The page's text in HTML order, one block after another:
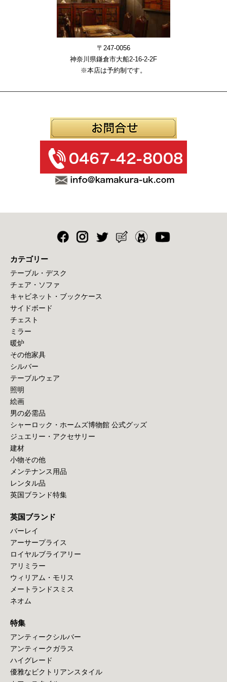
〒247-0056
神奈川県鎌倉市大船2-16-2-2F
※本店は予約制です。
カテゴリー
テーブル・デスク
チェア・ソファ
キャビネット・ブックケース
サイドボード
チェスト
ミラー
暖炉
その他家具
シルバー
テーブルウェア
照明
絵画
男の必需品
シャーロック・ホームズ博物館 公式グッズ
ジュエリー・アクセサリー
建材
小物その他
メンテナンス用品
レンタル品
英国ブランド特集
英国ブランド
バーレイ
アーサープライス
ロイヤルブライアリー
アリミラー
ウィリアム・モリス
メートランドスミス
ネオム
特集
アンティークシルバー
アンティークガラス
ハイグレード
優雅なビクトリアンスタイル